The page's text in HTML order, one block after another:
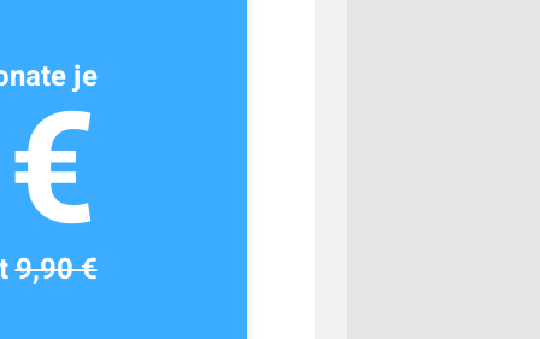
je
9,90 €